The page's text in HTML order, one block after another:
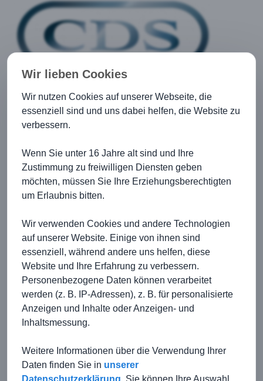
Wir lieben Cookies
Wir nutzen Cookies auf unserer Webseite, die
essenziell sind und uns dabei helfen, die Website zu
verbessern.
Wenn Sie unter 16 Jahre alt sind und Ihre
Zustimmung zu freiwilligen Diensten geben
möchten, müssen Sie Ihre Erziehungsberechtigten
um Erlaubnis bitten.
Wir verwenden Cookies und andere Technologien
auf unserer Website. Einige von ihnen sind
essenziell, während andere uns helfen, diese
Website und Ihre Erfahrung zu verbessern.
Personenbezogene Daten können verarbeitet
werden (z. B. IP-Adressen), z. B. für personalisierte
Anzeigen und Inhalte oder Anzeigen- und
Inhaltsmessung.
Weitere Informationen über die Verwendung Ihrer
Daten finden Sie in unserer
Datenschutzerklärung Sie können Ihre Auswahl